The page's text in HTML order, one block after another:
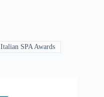
Italian SPA Awards